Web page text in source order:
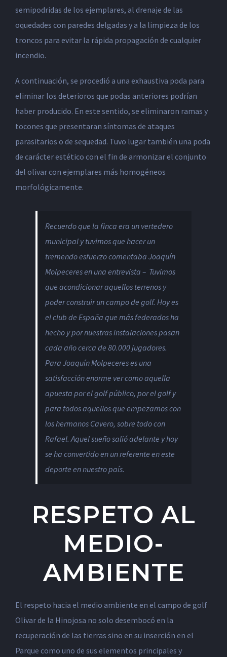
semipodridas de los ejemplares, al drenaje de las
oquedades con paredes delgadas y a la limpieza de los
troncos para evitar la rápida propagación de cualquier
incendio.
A continuación, se procedió a una exhaustiva poda para
eliminar los deterioros que podas anteriores podrían
haber producido. En este sentido, se eliminaron ramas y
tocones que presentaran síntomas de ataques
parasitarios o de sequedad. Tuvo lugar también una poda
de carácter estético con el fin de armonizar el conjunto
del olivar con ejemplares más homogéneos
morfológicamente.
Recuerdo que la finca era un vertedero
municipal y tuvimos que hacer un
tremendo esfuerzo comentaba Joaquín
Molpeceres en una entrevista – Tuvimos
que acondicionar aquellos terrenos y
poder construir un campo de golf. Hoy es
el club de España que más federados ha
hecho y por nuestras instalaciones pasan
cada año cerca de 80.000 jugadores.
Para Joaquín Molpeceres es una
satisfacción enorme ver como aquella
apuesta por el golf público, por el golf y
para todos aquellos que empezamos con
los hermanos Cavero, sobre todo con
Rafael. Aquel sueño salió adelante y hoy
se ha convertido en un referente en este
deporte en nuestro país.
RESPETO AL
MEDIO-
AMBIENTE
El respeto hacia el medio ambiente en el campo de golf
Olivar de la Hinojosa no solo desembocó en la
recuperación de las tierras sino en su inserción en el
Parque como uno de sus elementos principales y